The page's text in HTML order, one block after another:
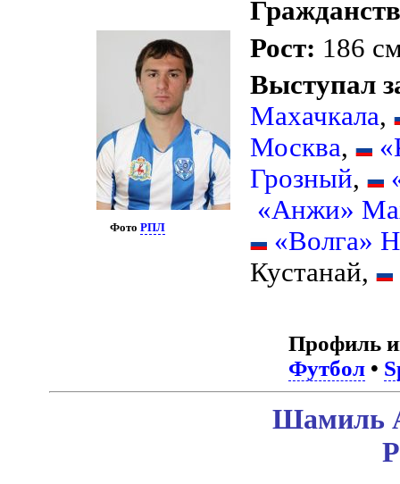
Фото РПЛ
Рост: 186
Выступал
Махачкала,
Москва,
Грозный,
«Анжи»
«Волга»
Кустанай,
Профиль
Футбол•
Шамиль